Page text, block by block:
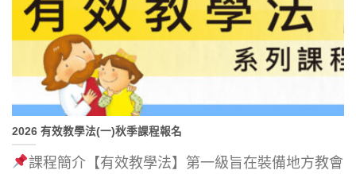
2026 有效教學法(一)秋季課程報名
課程簡介【有效教學法】第一級旨在裝備地方教會